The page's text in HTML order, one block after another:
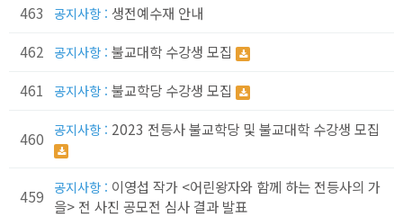
463
공지사항 : 생전예수재 안내
462
공지사항 : 불교대학 수강생 모집
461
공지사항 : 불교학당 수강생 모집
460 공지사항 : 2023 전등사 불교학당 및 불교대학 수강생 모집
459 공지사항 : 이영섭 작가 <어린왕자와 함께 하는 전등사의 가
을> 전 사진 공모전 심사 결과 발표